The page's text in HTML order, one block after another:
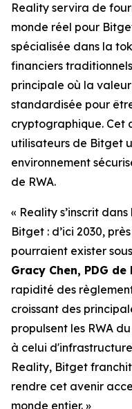
Reality servira de
monde réel pour
spécialisée dans la
financiers
principale où la
standardisée pour
cryptographique. Cet
utilisateurs de Bitget
environnement
de RWA.
« Reality s’inscrit
Bitget : d’ici 2030,
pourraient exister
Gracy Chen, PDG
rapidité des
croissant des
propulsent les RWA
à celui
Reality, Bitget
rendre cet avenir
monde entier. »